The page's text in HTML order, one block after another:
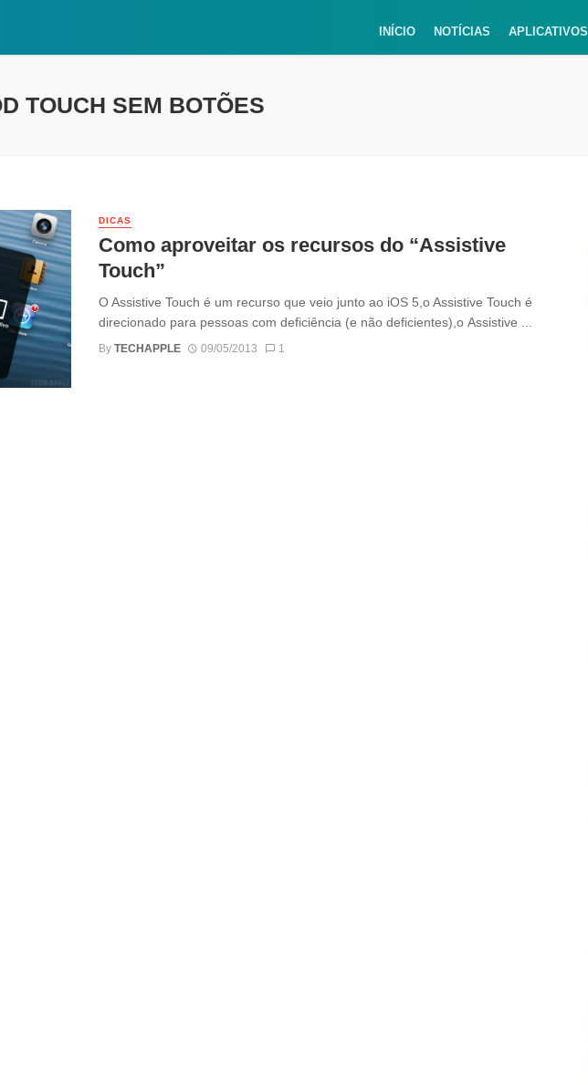
INÍCIO NOTÍCIAS APLICATIVOS
TOUCH SEM BOTÕES
DICAS
Como aproveitar os recursos do “Assistive
Touch”
O Assistive Touch é um recurso que veio junto ao iOS 5,o Assistive Touch é
direcionado para pessoas com deficiência (e não deficientes),o Assistive ...
By TECHAPPLE 09/05/2013 1